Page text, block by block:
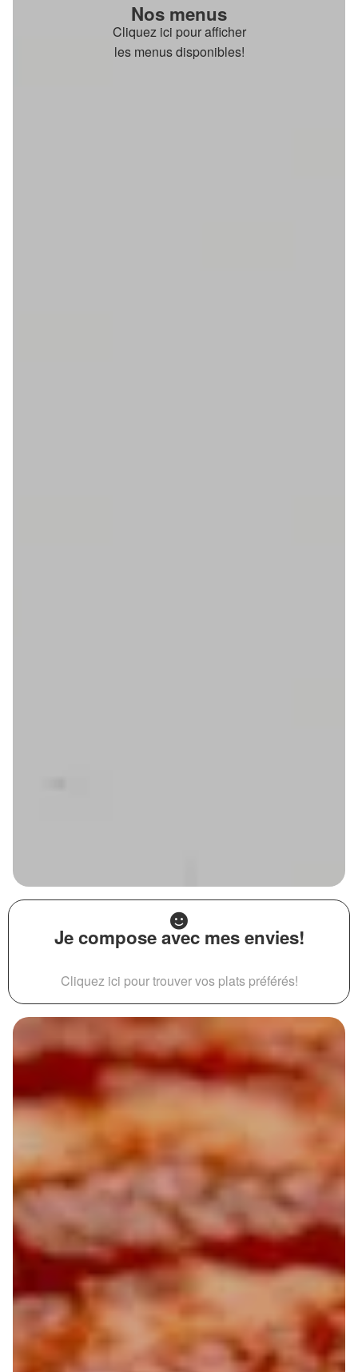
Nos menus
Cliquez ici pour afficher
les menus disponibles!
Je compose avec mes envies!
Cliquez ici pour trouver vos plats préférés!